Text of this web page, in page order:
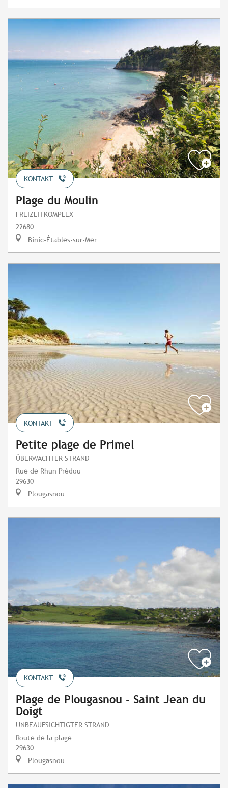
KONTAKT
Plage du Moulin
FREIZEITKOMPLEX
22680
Binic-Étables-sur-Mer
KONTAKT
Petite plage de Primel
ÜBERWACHTER STRAND
Rue de Rhun Prédou
29630
Plougasnou
KONTAKT
Plage de Plougasnou - Saint Jean du
Doigt
UNBEAUFSICHTIGTER STRAND
Route de la plage
29630
Plougasnou